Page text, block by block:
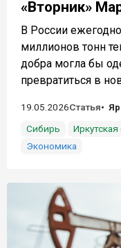
«Вторник»
В России
миллионов тонн
добра могла бы
превратиться в
19.05.2026Статья
Сибирь
Экономика